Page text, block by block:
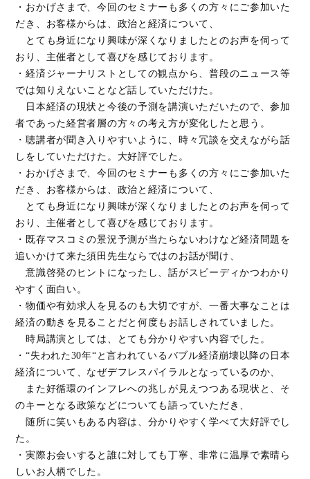
・おかげさまで、今回のセミナーも多くの方々にご参加いた
だき、お客様からは、政治と経済について、
とても身近になり興味が深くなりましたとのお声を伺って
おり、主催者として喜びを感じております。
・経済ジャーナリストとしての観点から、普段のニュース等
では知りえないことなど話していただけた。
日本経済の現状と今後の予測を講演いただいたので、参加
者であった経営者層の方々の考え方が変化したと思う。
・聴講者が聞き入りやすいように、時々冗談を交えながら話
しをしていただけた。大好評でした。
・おかげさまで、今回のセミナーも多くの方々にご参加いた
だき、お客様からは、政治と経済について、
とても身近になり興味が深くなりましたとのお声を伺って
おり、主催者として喜びを感じております。
・既存マスコミの景況予測が当たらないわけなど経済問題を
追いかけて来た須田先生ならではのお話が聞け、
意識啓発のヒントになったし、話がスピーディかつわかり
やすく面白い。
・物価や有効求人を見るのも大切ですが、一番大事なことは
経済の動きを見ることだと何度もお話しされていました。
時局講演としては、とても分かりやすい内容でした。
・“失われた30年“と言われているバブル経済崩壊以降の日本
経済について、なぜデフレスパイラルとなっているのか、
また好循環のインフレへの兆しが見えつつある現状と、そ
のキーとなる政策などについても語っていただき、
随所に笑いもある内容は、分かりやすく学べて大好評でし
た。
・実際お会いすると誰に対しても丁寧、非常に温厚で素晴ら
しいお人柄でした。